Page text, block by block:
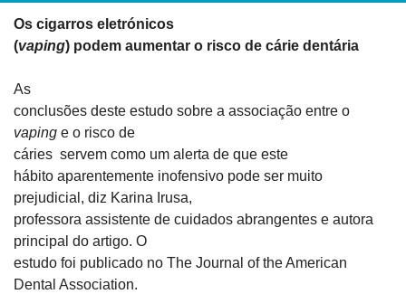
Os cigarros eletrónicos
(vaping) podem aumentar o risco de cárie dentária
As
conclusões deste estudo sobre a associação entre o
vaping e o risco de
cáries  servem como um alerta de que este
hábito aparentemente inofensivo pode ser muito
prejudicial, diz Karina Irusa,
professora assistente de cuidados abrangentes e autora
principal do artigo. O
estudo foi publicado no The Journal of the American
Dental Association.